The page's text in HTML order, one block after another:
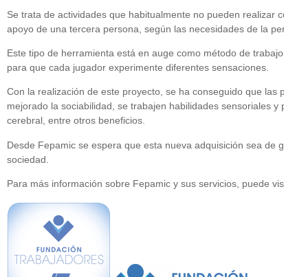
Se trata de actividades que habitualmente no pueden
apoyo de una tercera persona, según las necesidades de la
Este tipo de herramienta está en auge como método de
para que cada jugador experimente diferentes sensaciones.
Con la realización de este proyecto, se ha conseguido que
mejorado la sociabilidad, se trabajen habilidades sensoriales
cerebral, entre otros beneficios.
Desde Fepamic se espera que esta nueva adquisición sea
sociedad.
Para más información sobre Fepamic y sus servicios, puede